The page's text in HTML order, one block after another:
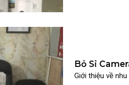
Bỏ Sỉ
Đặt Tại
Giới thiệu về